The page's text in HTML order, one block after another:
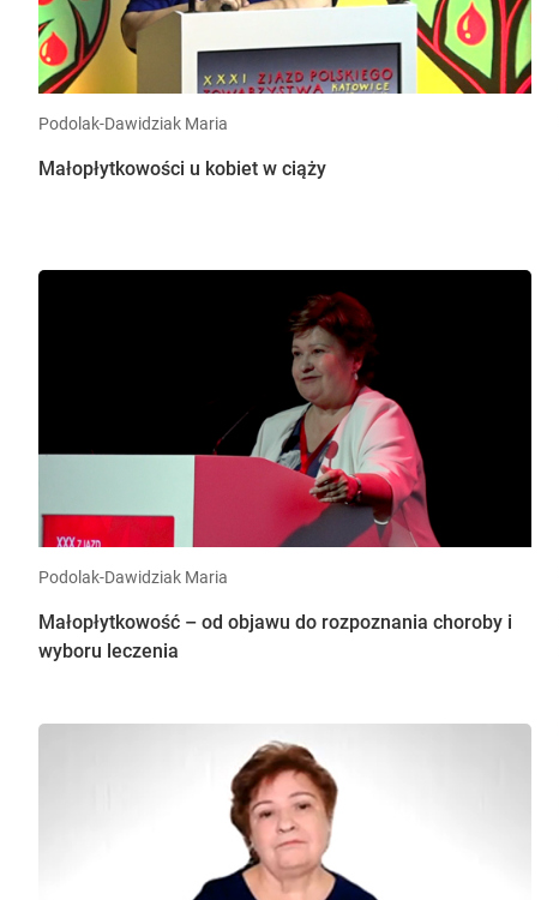
Podolak-Dawidziak Maria
Małopłytkowości u kobiet w ciąży
Podolak-Dawidziak Maria
Małopłytkowość – od objawu do rozpoznania choroby i
wyboru leczenia